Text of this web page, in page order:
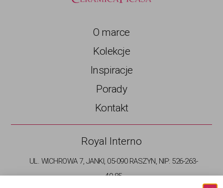
O marce
Kolekcje
Inspiracje
Porady
Kontakt
Royal Interno
UL. WICHROWA 7, JANKI, 05-090 RASZYN, NIP: 526-263-
40-85